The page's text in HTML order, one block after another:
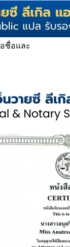
ชื่อและ